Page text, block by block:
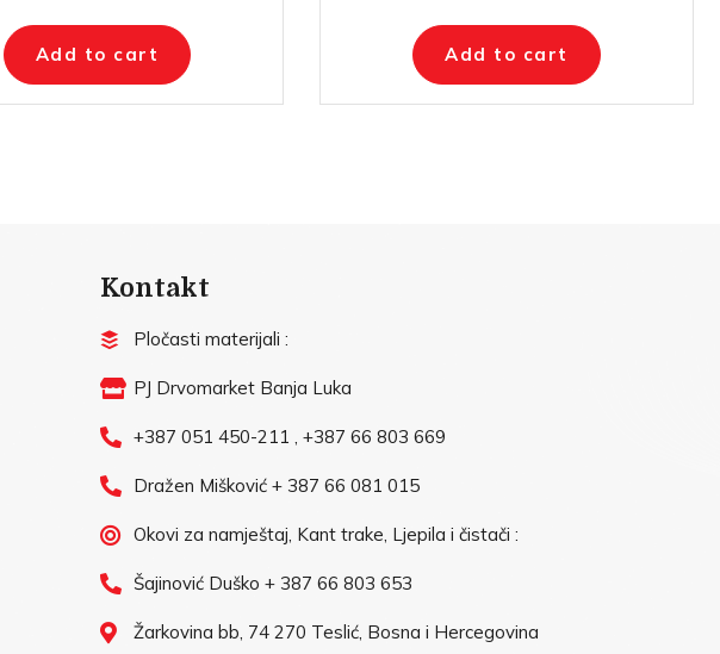
Add to cart Add to cart
Kontakt
Pločasti materijali :
PJ Drvomarket Banja Luka
+387 051 450-211 , +387 66 803 669
Dražen Mišković + 387 66 081 015
Okovi za namještaj, Kant trake, Ljepila i čistači :
Šajinović Duško + 387 66 803 653
Žarkovina bb, 74 270 Teslić, Bosna i Hercegovina